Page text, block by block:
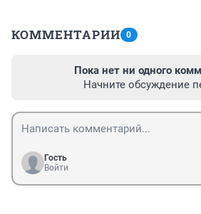
КОММЕНТАРИИ 0
Пока нет ни одного
Начните обсуждение
Гость
Войти